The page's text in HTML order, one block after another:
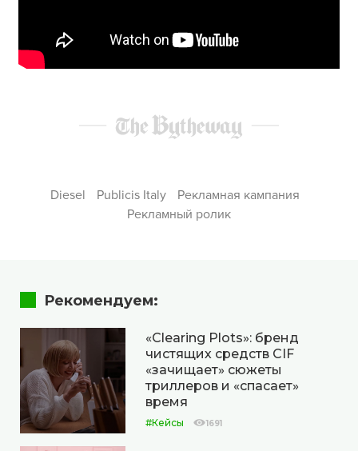
Diesel Publicis Italy
Рекламная кампания
Рекламный ролик
Рекомендуем:
«Clearing Plots»: бренд
чистящих средств CIF
«зачищает» сюжеты
триллеров и «спасает»
время
#Кейсы 1691